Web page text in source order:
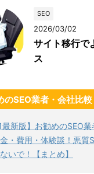
SEO
2026/03/02
サイト移行で
ス
のSEO業者・会社比較
最新版】お勧めのSEO
・費用・体験談！悪質
いで！【まとめ】